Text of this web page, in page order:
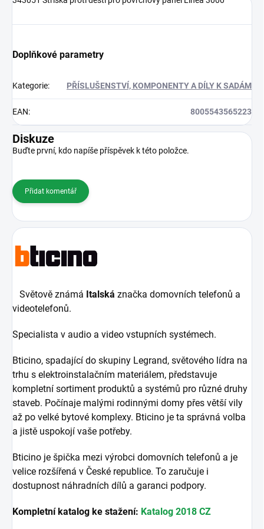
Doplňkové parametry
Kategorie: PŘÍSLUŠENSTVÍ, KOMPONENTY A DÍLY K SADÁM
EAN: 8005543565223
Diskuze
Buďte první, kdo napíše příspěvek k této položce.
Přidat komentář
Světově známá Italská značka domovních telefonů a
videotelefonů.
Specialista v audio a video vstupních systémech.
Bticino, spadající do skupiny Legrand, světového lídra na
trhu s elektroinstalačním materiálem, představuje
kompletní sortiment produktů a systémů pro různé druhy
staveb. Počínaje malými rodinnými domy přes větší vily
až po velké bytové komplexy. Bticino je ta správná volba
a jistě uspokojí vaše potřeby.
Bticino je špička mezi výrobci domovních telefonů a je
velice rozšířená v České republice. To zaručuje i
dostupnost náhradních dílů a garanci podpory.
Kompletní katalog ke stažení: Katalog 2018 CZ